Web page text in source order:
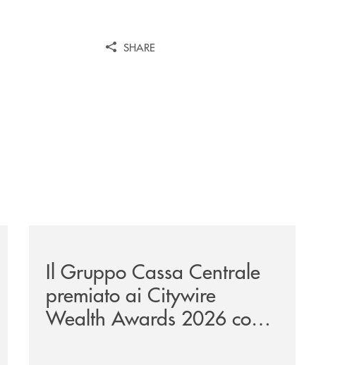
SHARE
Il Gruppo Cassa Centrale
premiato ai Citywire
Wealth Awards 2026 come